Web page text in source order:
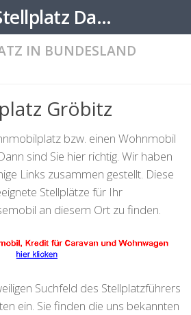
Wohnmobil Stellplatz Datenbank
IN BUNDESLAND
Gröbitz
bzw. einen Wohnmobil
sind Sie hier richtig. Wir haben
Links zusammen gestellt. Diese
Stellplätze für Ihr
an diesem Ort zu finden.
Suchfeld des Stellplatzführers
ein. Sie finden die uns bekannten